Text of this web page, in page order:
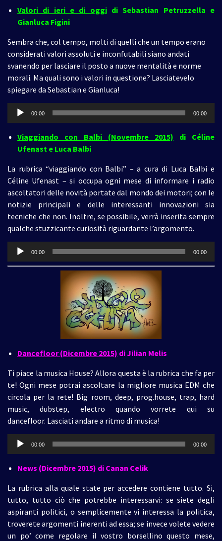
Valori di ieri e di oggidi Sebastian Petruzzella e
Gianluca Figini
Sembra che, col tempo, molti di quelli che un tempo erano
considerati valori assoluti e inconfutabili siano andati
svanendo per lasciare il posto a nuove mentalità e norme
morali. Ma quali sono i valori in questione? Lasciatevelo
spiegare da Sebastian e Gianluca!
Audio
Player
00:00 00:00
Viaggiando con Balbi (Novembre 2015) di Céline
Ufenast e Luca Balbi
La rubrica “viaggiando con Balbi” – a cura di Luca Balbi e
Céline Ufenast – si occupa ogni mese di informare i radio
ascoltatori delle novità portate dal mondo dei motori; con le
notizie principali e delle interessanti innovazioni sia
tecniche che non. Inoltre, se possibile, verrà inserita sempre
qualche stuzzicante curiosità riguardante l’argomento.
Audio
Player
00:00 00:00
Dancefloor (Dicembre 2015) di Jilian Melis
Ti piace la musica House? Allora questa è la rubrica che fa per
te! Ogni mese potrai ascoltare la migliore musica EDM che
circola per la rete! Big room, deep, prog.house, trap, hard
music, dubstep, electro quando vorrete qui su
dancefloor. Lasciati andare a ritmo di musica!
Audio
00:00 00:00
News (Dicembre 2015) di Canan Celik
La rubrica alla quale state per accedere contiene tutto. Si,
tutto, tutto ciò che potrebbe interessarvi: se siete degli
aspiranti politici, o semplicemente vi interessa la politica,
troverete argomenti inerenti ad essa; se invece volete vedere
un po’ come regolare il vostro borsellino questo mese,